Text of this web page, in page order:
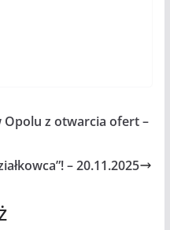
Opolu z otwarcia ofert –
– 20.11.2025